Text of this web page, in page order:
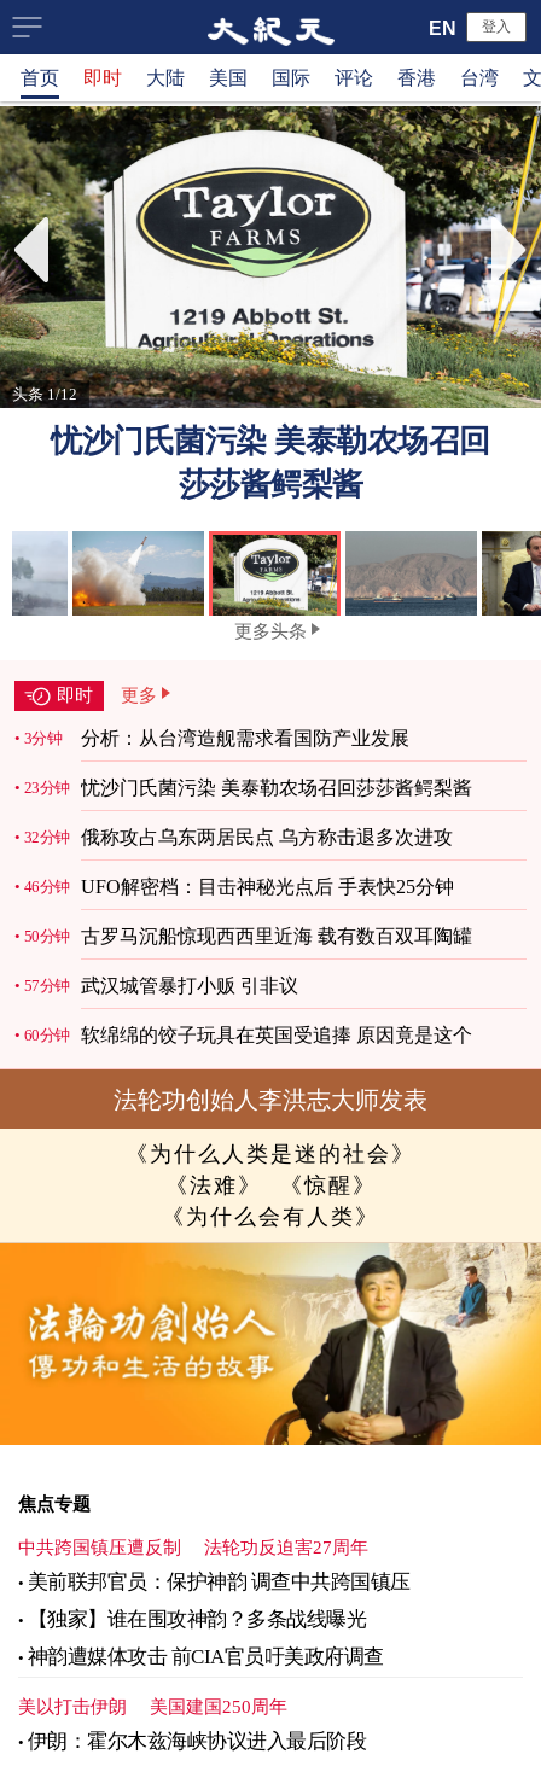
大
纪
元
新
闻
网
登入
EN
首页 即时 大陆 美国 国际 评论 香港 台湾
头条 1/12
忧沙门氏菌污染 美泰勒农场召回
莎莎酱鳄梨酱
更多头条
即时 更多
3分钟 分析：从台湾造舰需求看国防产业发展
23分钟 忧沙门氏菌污染 美泰勒农场召回莎莎酱鳄梨酱
32分钟 俄称攻占乌东两居民点 乌方称击退多次进攻
46分钟 UFO解密档：目击神秘光点后 手表快25分钟
50分钟 古罗马沉船惊现西西里近海 载有数百双耳陶罐
57分钟 武汉城管暴打小贩 引非议
60分钟 软绵绵的饺子玩具在英国受追捧 原因竟是这个
法轮功创始人李洪志大师发表
《为什么人类是迷的社会》
《法难》
《惊醒》
《为什么会有人类》
焦点专题
中共跨国镇压遭反制 法轮功反迫害27周年
美前联邦官员：保护神韵 调查中共跨国镇压
【独家】谁在围攻神韵？多条战线曝光
神韵遭媒体攻击 前CIA官员吁美政府调查
美以打击伊朗 美国建国250周年
伊朗：霍尔木兹海峡协议进入最后阶段